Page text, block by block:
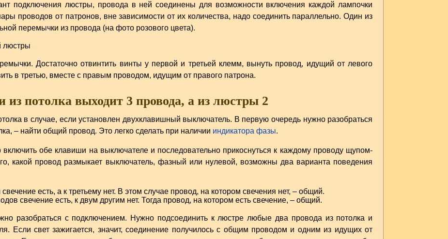
подключения люстры, провода в ней соединены для возможности включения каждой лампочки
проводов от патронов, вне зависимости от их количества, надо соединить параллельно. Один из
перемычки из провода (на фото розового цвета).
Достаточно отвинтить винты у первой и третьей клемм, вынуть провод, идущий от левого
в третью, вместе с правым проводом, идущим от правого патрона.
из потолка выходит 3 провода, а из люстры 2
в случае, если установлен двухклавишный выключатель. В первую очередь нужно разобраться
– найти общий провод. Это легко сделать при наличии индикатора фазы.
обе клавиши на выключателе и последовательно прикоснуться к каждому проводу щупом-
какой провод размыкает выключатель, фазный или нулевой, возможны два варианта поведения
есть, а к третьему нет. В этом случае провод, на котором свечения нет, – общий.
свечение есть, к двум другим нет. Тогда провод, на котором есть свечение, – общий.
разобраться с подключением. Нужно подсоединить к люстре любые два провода из потолка и
Если свет зажигается, значит, соединение получилось с общим проводом и одним из идущих от